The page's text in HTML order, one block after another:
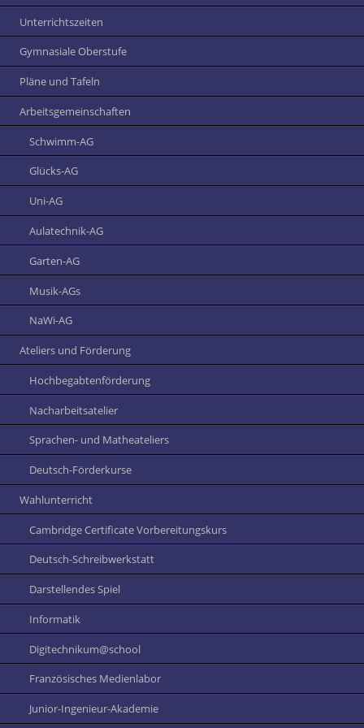
Unterrichtszeiten
Gymnasiale Oberstufe
Pläne und Tafeln
Arbeitsgemeinschaften
Schwimm-AG
Glücks-AG
Uni-AG
Aulatechnik-AG
Garten-AG
Musik-AGs
NaWi-AG
Ateliers und Förderung
Hochbegabtenförderung
Nacharbeitsatelier
Sprachen- und Matheateliers
Deutsch-Förderkurse
Wahlunterricht
Cambridge Certificate Vorbereitungskurs
Deutsch-Schreibwerkstatt
Darstellendes Spiel
Informatik
Digitechnikum@school
Französisches Medienlabor
Junior-Ingenieur-Akademie